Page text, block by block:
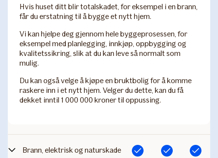
Hvis huset ditt blir totalskadet, for eksempel i en brann,
får du erstatning til å bygge et nytt hjem.
Vi kan hjelpe deg gjennom hele byggeprosessen, for
eksempel med planlegging, innkjøp, oppbygging og
kvalitetssikring, slik at du kan leve så normalt som
mulig.
Du kan også velge å kjøpe en bruktbolig for å komme
raskere inn i et nytt hjem. Velger du dette, kan du få
dekket inntil 1 000 000 kroner til oppussing.
Brann, elektrisk og naturskade Inkludert Inkludert Inkludert